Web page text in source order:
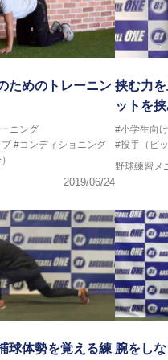
ためのトレーニン
ニング
#コンディショニング
2019/06/24
挟む力
ットを
#小学生向け
#投手（ピッ
野球練習メ
球体勢を覚える練 腕をし